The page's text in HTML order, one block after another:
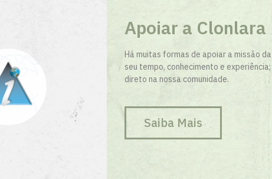
Apoiar a Clonlara
Há muitas formas de apoiar a missão
seu tempo, conhecimento e
direto na nossa comunidade.
Saiba Mais